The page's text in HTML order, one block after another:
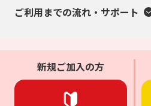
ご利用までの流れ・サポート
新規ご加入の方